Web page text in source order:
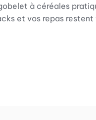
à céréales
et vos repas